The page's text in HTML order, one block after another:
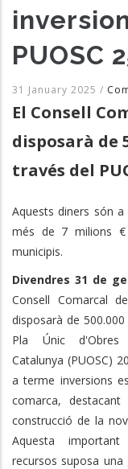
PUOSC
31 January 2025 /
El Consell
disposarà de
través del
Aquests diners són
més de 7 milions
municipis.
Divendres 31 de
Consell Comarcal
disposarà de
Pla Únic
Catalunya (PUOSC)
a terme inversions
comarca, destacant
construcció de la
Aquesta
recursos suposa